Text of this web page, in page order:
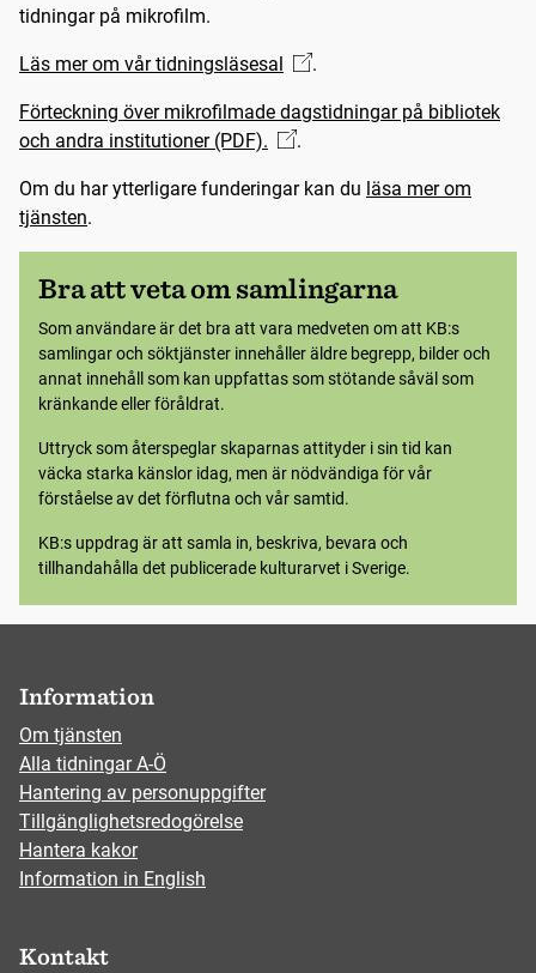
tidningar på mikrofilm.
Läs mer om vår tidningsläsesal .
Förteckning över mikrofilmade dagstidningar på bibliotek
och andra institutioner (PDF).
.
Om du har ytterligare funderingar kan du läsa mer om
tjänsten.
Bra att veta om samlingarna
Som användare är det bra att vara medveten om att KB:s
samlingar och söktjänster innehåller äldre begrepp, bilder och
annat innehåll som kan uppfattas som stötande såväl som
kränkande eller föråldrat.
Uttryck som återspeglar skaparnas attityder i sin tid kan
väcka starka känslor idag, men är nödvändiga för vår
förståelse av det förflutna och vår samtid.
KB:s uppdrag är att samla in, beskriva, bevara och
tillhandahålla det publicerade kulturarvet i Sverige.
Information
Om tjänsten
Alla tidningar A-Ö
Hantering av personuppgifter
Tillgänglighetsredogörelse
Hantera kakor
Information in English
Kontakt